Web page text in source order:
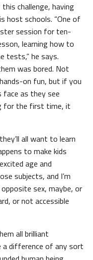
this challenge, having
host schools. “One of
session for ten-
learning how to
tests,” he says.
was bored. Not
on fun, but if you
face as they see
for the first time, it
all want to learn
to make kids
age and
subjects, and I’m
sex, maybe, or
or not accessible
all brilliant
difference of any sort